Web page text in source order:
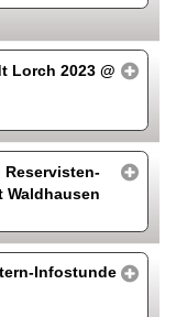
Lorch 2023@
Reservisten-
Waldhausen
Infostunde